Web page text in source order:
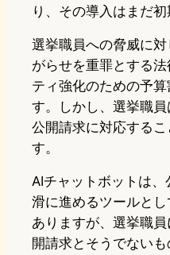
り、その導入はまだ初
選挙職員への脅威に
がらせを重罪とする
ティ強化のための予
す。しかし、選挙職
公開請求に対応する
す。
AIチャットボットは
滑に進めるツールと
ありますが、選挙職
開請求とそうでない